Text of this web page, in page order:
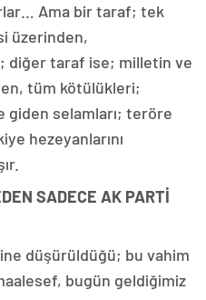
Ama bir taraf; tek
üzerinden,
diğer taraf ise; milletin ve
tüm kötülükleri;
giden selamları; teröre
hezeyanlarını
SADECE AK PARTİ
düşürüldüğü; bu vahim
bugün geldiğimiz